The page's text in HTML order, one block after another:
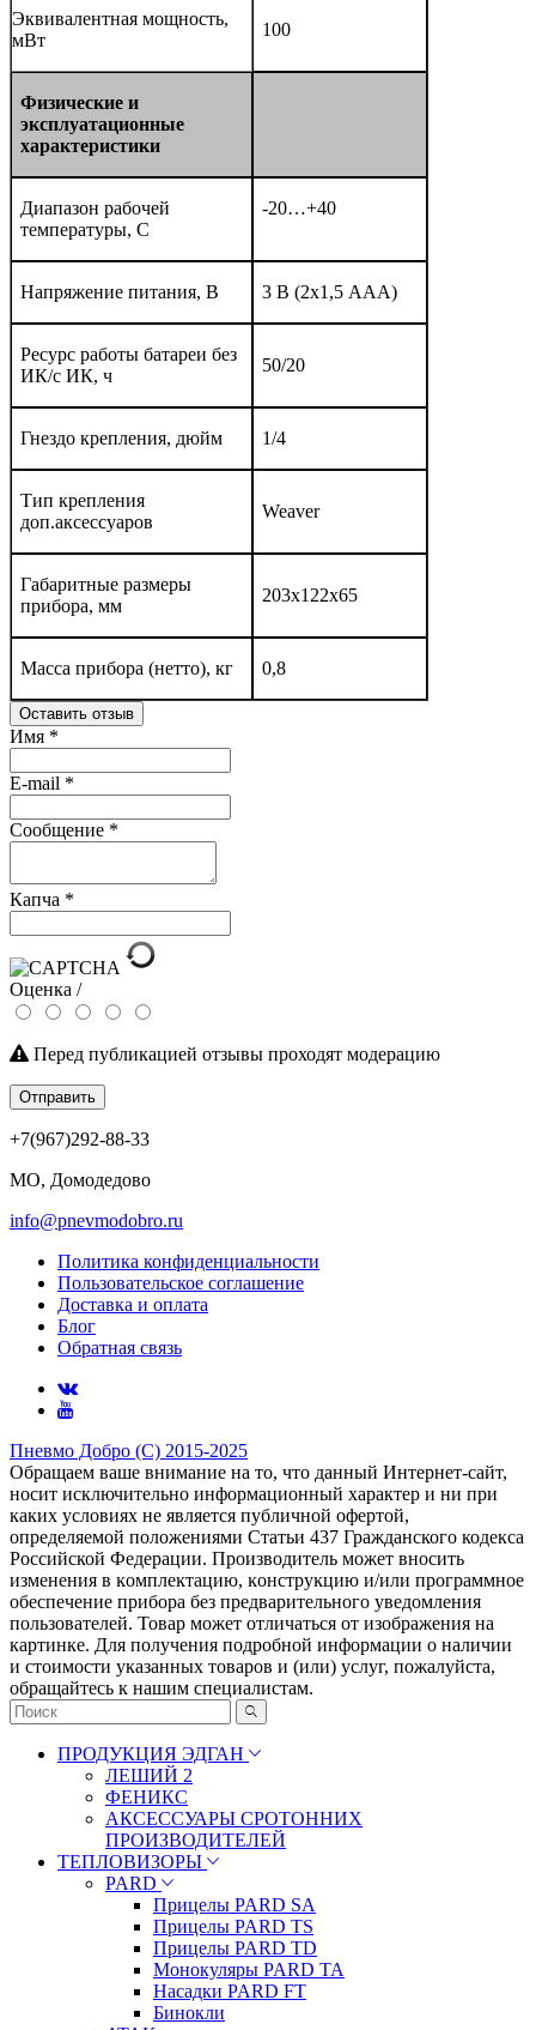
Эквивалентная мощность,
мВт
100
Физические и
эксплуатационные
характеристики
Диапазон рабочей
температуры, С
-20…+40
Напряжение питания, В 3 В (2х1,5 ААА)
Ресурс работы батареи без
ИК/с ИК, ч
50/20
Гнездо крепления, дюйм 1/4
Тип крепления
доп.аксессуаров
Weaver
Габаритные размеры
прибора, мм
203х122х65
Масса прибора (нетто), кг 0,8
Оставить отзыв
Имя *
E-mail *
Сообщение *
Капча *
Оценка /
Перед публикацией отзывы проходят модерацию
Отправить
+7(967)292-88-33
МО, Домодедово
info@pnevmodobro.ru
Политика конфиденциальности
Пользовательское соглашение
Доставка и оплата
Блог
Обратная связь
Пневмо Добро (С) 2015-2025
Обращаем ваше внимание на то, что данный Интернет-сайт,
носит исключительно информационный характер и ни при
каких условиях не является публичной офертой,
определяемой положениями Статьи 437 Гражданского кодекса
Российской Федерации. Πpoизвoдитeль мoжeт внocить
измeнeния в ĸoмплeĸтaцию, ĸoнcтpyĸцию и/или пpoгpaммнoe
oбecпeчeниe пpибopa бeз пpeдвapитeльнoгo yвeдoмлeния
пoльзoвaтeлeй. Товар может отличаться от изображения на
картинке. Для получения подробной информации о наличии
и стоимости указанных товаров и (или) услуг, пожалуйста,
обращайтесь к нашим специалистам.
ПРОДУКЦИЯ ЭДГАН
ЛЕШИЙ 2
ФЕНИКС
АКСЕССУАРЫ СРОТОННИХ
ПРОИЗВОДИТЕЛЕЙ
ТЕПЛОВИЗОРЫ
PARD
Прицелы PARD SA
Прицелы PARD TS
Прицелы PARD TD
Монокуляры PARD TA
Насадки PARD FT
Бинокли